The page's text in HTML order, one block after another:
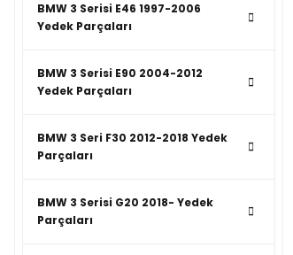
BMW 3 Serisi E46 1997-2006
Yedek Parçaları
BMW 3 Serisi E90 2004-2012
Yedek Parçaları
BMW 3 Seri F30 2012-2018 Yedek
Parçaları
BMW 3 Serisi G20 2018- Yedek
Parçaları